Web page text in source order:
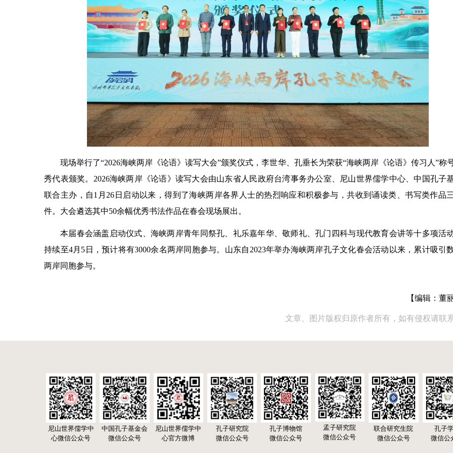
现场举行了“2026海峡两岸《论语》读写大会”颁奖仪式，李世华、孔垂长为荣获“海峡两岸《论语》传习人”称
秀代表颁奖。2026海峡两岸《论语》读写大会由山东省人民政府台湾事务办公室、尼山世界儒学中心、中国孔子
联合主办，自1月26日启动以来，得到了海峡两岸各界人士的热烈响应和积极参与，共收到诵读类、书写类作品
件。大会遴选其中50余幅优秀书法作品在春会现场展出。
本届春会涵盖启动仪式、海峡两岸青年同祭孔、礼乐嘉年华、敬师礼、孔门四科与现代教育会讲等十多项活
持续至4月5日，预计将有3000余名两岸同胞参与。山东自2023年举办海峡两岸孔子文化春会活动以来，累计吸引
两岸同胞参与。
【编辑：董
文章、图片版权归原作者所有，如有侵权请联
尼山世界儒学中
心微信公众号
中国孔子基金会
微信公众号
尼山世界儒学中
心官方微博
孔子研究院
微信公众号
孔子博物馆
微信公众号
孟子研究院
微信公众号
联合研究生院
微信公众号
孔子
微信公